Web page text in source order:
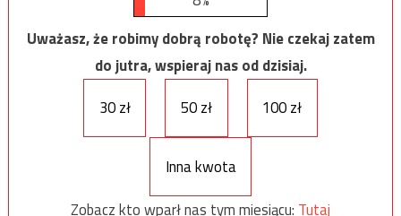
Uważasz, że robimy dobrą robotę? Nie czekaj zatem
do jutra, wspieraj nas od dzisiaj.
30 zł
50 zł 100 zł
Inna kwota
Zobacz kto wparł nas tym miesiącu: Tutaj